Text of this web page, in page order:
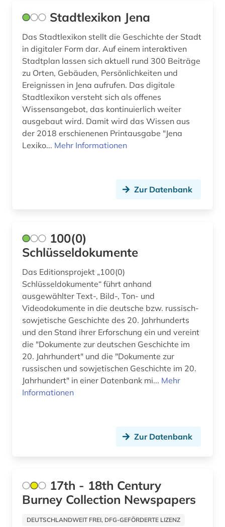
bayerische staatsbibliothek (1)
bayern (5)
begriffsgeschichte &amp;lt;fach&amp;gt; (1)
belletristik (1)
belzyze (1)
ben (1)
bergen (norwegen) (1)
bestand (1)
bestandserhaltung (2)
besucherführung (1)
beutekunst (1)
bibel (1)
bild (1)
Nordrhein-Westfalen (5)
Norwegen (11)
Oesterreich (23)
Osmanisches Reich (3)
Ostasien (1)
Osteuropa (16)
Ostmitteleuropa (10)
Russland, Sowjetunion (41)
Saarland (4)
Sachsen-Anhalt (2)
Schleswig-Holstein (6)
Schweden (40)
Slowenien (5)
Stadtlexikon Jena
Das Stadtlexikon stellt die Geschichte der Stadt
in digitaler Form dar. Auf einem interaktiven
Stadtplan lassen sich aktuell rund 300 Beiträge
zu Orten, Gebäuden, Persönlichkeiten und
Ereignissen in Jena aufrufen. Das digitale
Stadtlexikon versteht sich als offenes
Wissensangebot, das kontinuierlich weiter
ausgebaut wird. Damit wird das Wissen aus
der 2018 erschienenen Printausgabe "Jena
Lexiko... Mehr Informationen
Zur Datenbank
100(0)
Schlüsseldokumente
Das Editionsprojekt „100(0)
Schlüsseldokumente“ führt anhand
ausgewählter Text-, Bild-, Ton- und
Videodokumente in die deutsche bzw. russisch-
sowjetische Geschichte des 20. Jahrhunderts
und den Stand ihrer Erforschung ein und vereint
die "Dokumente zur deutschen Geschichte im
20. Jahrhundert" und die "Dokumente zur
russischen und sowjetischen Geschichte im 20.
Jahrhundert" in einer Datenbank mi... Mehr
Informationen
Zur Datenbank
17th - 18th Century
Burney Collection Newspapers
DEUTSCHLANDWEIT FREI, DFG-GEFÖRDERTE LIZENZ